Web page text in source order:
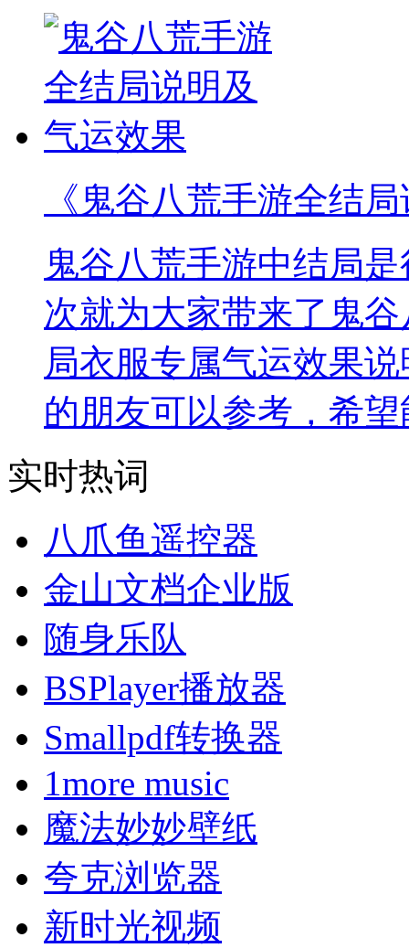
《鬼谷八荒手游全结
鬼谷八荒手游中结局
次就为大家带来了鬼
局衣服专属气运效果
的朋友可以参考，希
实时热词
八爪鱼遥控器
金山文档企业版
随身乐队
BSPlayer播放器
Smallpdf转换器
1more music
魔法妙妙壁纸
夸克浏览器
新时光视频